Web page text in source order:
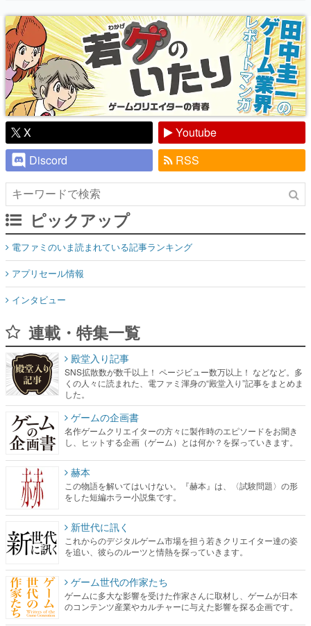
X
Youtube
Discord
RSS
ピックアップ
電ファミのいま読まれている記事ランキング
アプリセール情報
インタビュー
連載・特集一覧
くの人々に読まれた、電ファミ渾身の“殿堂入り”記事をまとめま
した。
ゲームの企画書
名作ゲームクリエイターの方々に製作時のエピソードをお聞き
し、ヒットする企画（ゲーム）とは何か？を探っていきます。
赫本
この物語を解いてはいけない。『赫本』は、〈試験問題〉の形
をした短編ホラー小説集です。
新世代に訊く
これからのデジタルゲーム市場を担う若きクリエイター達の姿
を追い、彼らのルーツと情熱を探っていきます。
ゲーム世代の作家たち
ゲームに多大な影響を受けた作家さんに取材し、ゲームが日本
のコンテンツ産業やカルチャーに与えた影響を探る企画です。
日本モバイルゲーム産業史
日本のモバイルゲーム史における主要なトピック・タイトルを
網羅するほか、開発者へのインタビューや識者による解説を掲